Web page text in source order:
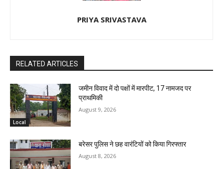
PRIYA SRIVASTAVA
RELATED ARTICLES
Local
जमीन विवाद में दो पक्षों में मारपीट, 17 नामजद पर
प्राथमिकी
August 9, 2026
बरेसर पुलिस ने छह वारंटियों को किया गिरफ्तार
August 8, 2026